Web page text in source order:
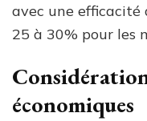
avec une efficacité
25 à 30% pour les
économiques